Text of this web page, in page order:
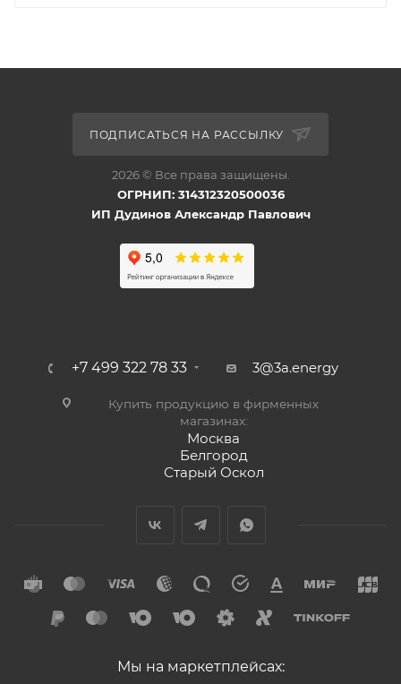
ПОДПИСАТЬСЯ НА РАССЫЛКУ
2026 © Все права защищены.
ОГРНИП: 314312320500036
ИП Дудинов Александр Павлович
+7 499 322 78 33 3@3a.energy
Купить продукцию в фирменных
магазинах:
Москва
Белгород
Старый Оскол
Мы на маркетплейсах: